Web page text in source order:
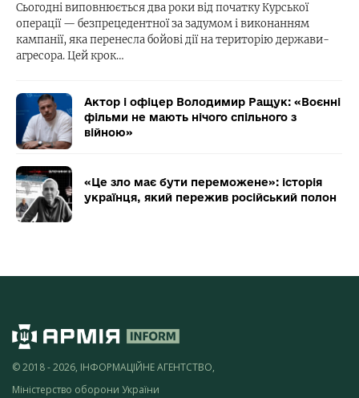
Сьогодні виповнюється два роки від початку Курської
операції — безпрецедентної за задумом і виконанням
кампанії, яка перенесла бойові дії на територію держави-
агресора. Цей крок…
Актор і офіцер Володимир Ращук: «Воєнні
фільми не мають нічого спільного з
війною»
«Це зло має бути переможене»: історія
українця, який пережив російський полон
© 2018 - 2026, ІНФОРМАЦІЙНЕ АГЕНТСТВО,
Міністерство оборони України